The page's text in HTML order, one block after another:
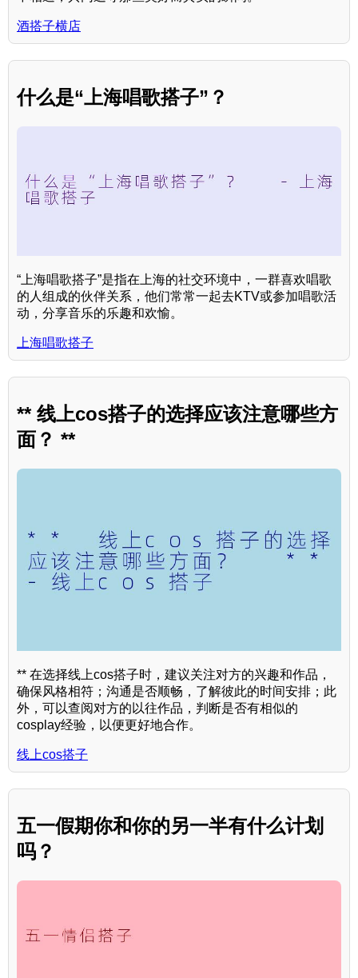
酒搭子横店
什么是“上海唱歌搭子”？
“上海唱歌搭子”是指在上海的社交环境中，一群喜欢唱歌
的人组成的伙伴关系，他们常常一起去KTV或参加唱歌活
动，分享音乐的乐趣和欢愉。
上海唱歌搭子
** 线上cos搭子的选择应该注意哪些方
面？ **
** 在选择线上cos搭子时，建议关注对方的兴趣和作品，
确保风格相符；沟通是否顺畅，了解彼此的时间安排；此
外，可以查阅对方的以往作品，判断是否有相似的
cosplay经验，以便更好地合作。
线上cos搭子
五一假期你和你的另一半有什么计划
吗？